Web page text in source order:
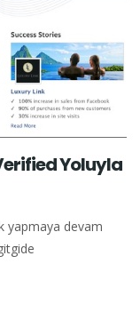
Yoluyla
yapmaya devam